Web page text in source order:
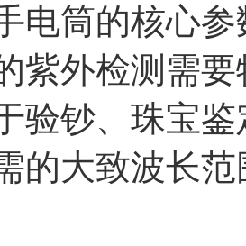
电筒的核心参
紫外检测需
验钞、珠宝
的大致波长